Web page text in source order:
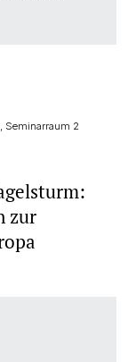
Seminarraum 2
zur